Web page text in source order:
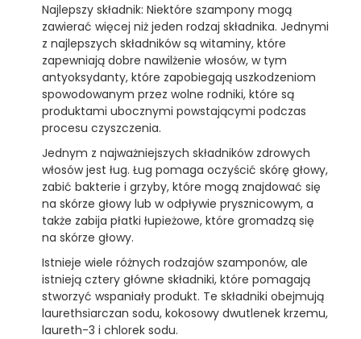
Najlepszy składnik: Niektóre szampony mogą
zawierać więcej niż jeden rodzaj składnika. Jednymi
z najlepszych składników są witaminy, które
zapewniają dobre nawilżenie włosów, w tym
antyoksydanty, które zapobiegają uszkodzeniom
spowodowanym przez wolne rodniki, które są
produktami ubocznymi powstającymi podczas
procesu czyszczenia.
Jednym z najważniejszych składników zdrowych
włosów jest ług. Ług pomaga oczyścić skórę głowy,
zabić bakterie i grzyby, które mogą znajdować się
na skórze głowy lub w odpływie prysznicowym, a
także zabija płatki łupieżowe, które gromadzą się
na skórze głowy.
Istnieje wiele różnych rodzajów szamponów, ale
istnieją cztery główne składniki, które pomagają
stworzyć wspaniały produkt. Te składniki obejmują
laurethsiarczan sodu, kokosowy dwutlenek krzemu,
laureth-3 i chlorek sodu.